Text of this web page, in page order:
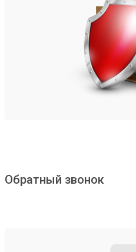
Обратный звонок